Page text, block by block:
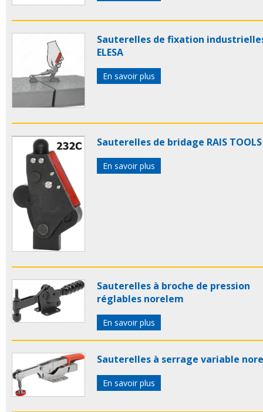
Sauterelles de fixation
ELESA
En savoir plus
Sauterelles de bridage RAIS TOOLS
En savoir plus
Sauterelles à broche de pression
réglables norelem
En savoir plus
Sauterelles à serrage variable
En savoir plus